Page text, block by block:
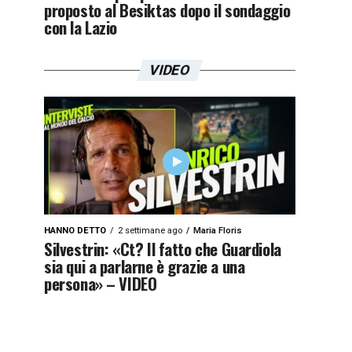
proposto al Besiktas dopo il sondaggio
con la Lazio
VIDEO
HANNO DETTO 2 settimane ago Maria Floris
Silvestrin: «Ct? Il fatto che Guardiola
sia qui a parlarne è grazie a una
persona» – VIDEO